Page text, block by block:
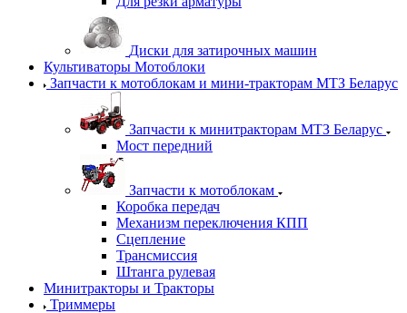
Диски для затирочных машин
Культиваторы Мотоблоки
Запчасти к мотоблокам и мини-тракторам МТЗ Беларус
Запчасти к минитракторам МТЗ Беларус
Мост передний
Запчасти к мотоблокам
Коробка передач
Механизм переключения КПП
Сцепление
Трансмиссия
Штанга рулевая
Минитракторы и Тракторы
Триммеры